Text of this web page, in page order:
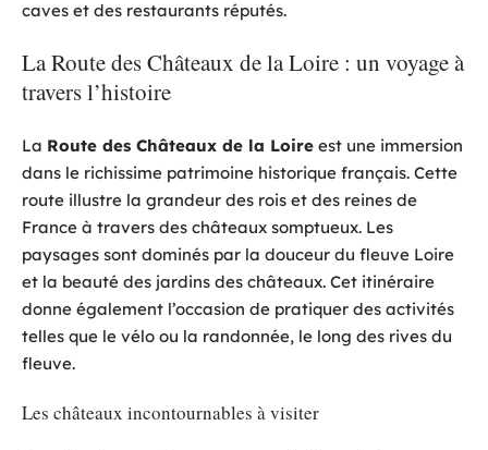
caves et des restaurants réputés.
La Route des Châteaux de la Loire : un voyage à
travers l’histoire
La Route des Châteaux de la Loire est une immersion
dans le richissime patrimoine historique français. Cette
route illustre la grandeur des rois et des reines de
France à travers des châteaux somptueux. Les
paysages sont dominés par la douceur du fleuve Loire
et la beauté des jardins des châteaux. Cet itinéraire
donne également l’occasion de pratiquer des activités
telles que le vélo ou la randonnée, le long des rives du
fleuve.
Les châteaux incontournables à visiter